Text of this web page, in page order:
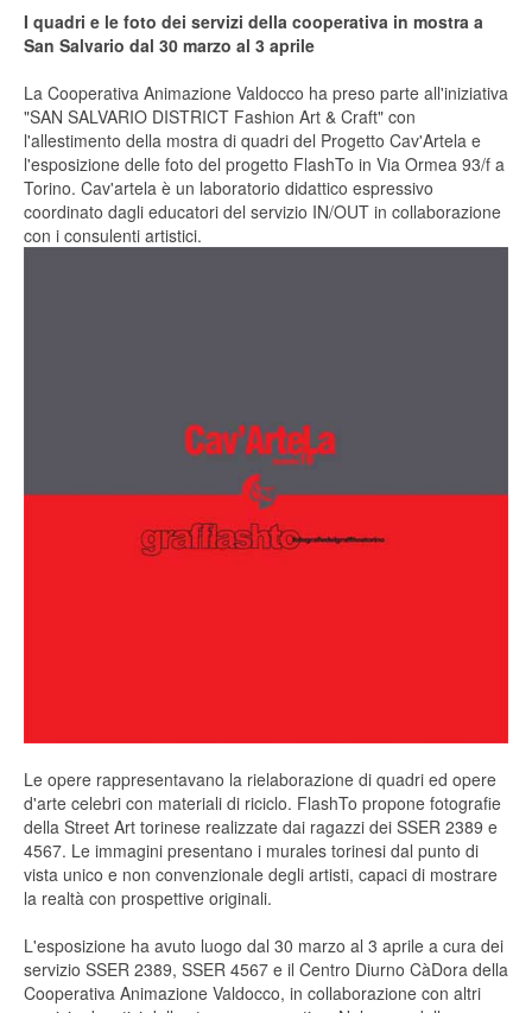
I quadri e le foto dei servizi della cooperativa in mostra a
San Salvario dal 30 marzo al 3 aprile
La Cooperativa Animazione Valdocco ha preso parte all'iniziativa
"SAN SALVARIO DISTRICT Fashion Art & Craft" con
l'allestimento della mostra di quadri del Progetto Cav'Artela e
l'esposizione delle foto del progetto FlashTo in Via Ormea 93/f a
Torino. Cav'artela è un laboratorio didattico espressivo
coordinato dagli educatori del servizio IN/OUT in collaborazione
con i consulenti artistici.
Le opere rappresentavano la rielaborazione di quadri ed opere
d'arte celebri con materiali di riciclo. FlashTo propone fotografie
della Street Art torinese realizzate dai ragazzi dei SSER 2389 e
4567. Le immagini presentano i murales torinesi dal punto di
vista unico e non convenzionale degli artisti, capaci di mostrare
la realtà con prospettive originali.
L'esposizione ha avuto luogo dal 30 marzo al 3 aprile a cura dei
servizio SSER 2389, SSER 4567 e il Centro Diurno CàDora della
Cooperativa Animazione Valdocco, in collaborazione con altri